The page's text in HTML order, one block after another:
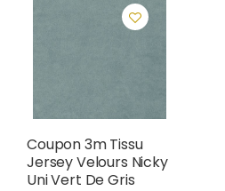
Coupon 3m Tissu
Jersey Velours Nicky
Uni Vert De Gris